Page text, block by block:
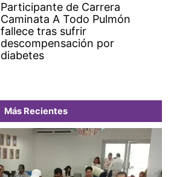
Participante de Carrera
Caminata A Todo Pulmón
fallece tras sufrir
descompensación por
diabetes
Más Recientes